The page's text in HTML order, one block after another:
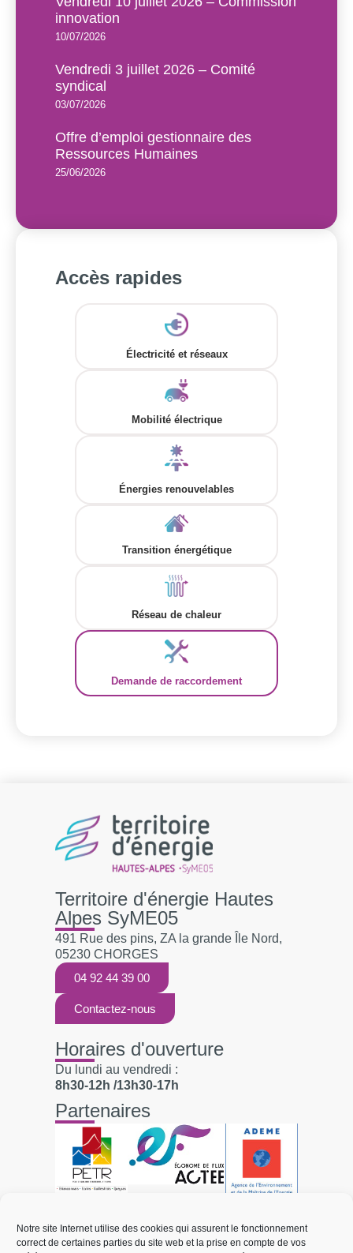
Notre site Internet utilise des cookies qui assurent le fonctionnement
correct de certaines parties du site web et la prise en compte de vos
innovation
10/07/2026
Vendredi 3 juillet 2026 – Comité
syndical
03/07/2026
Offre d’emploi gestionnaire des
Ressources Humaines
25/06/2026
Accès rapides
Électricité et réseaux
Mobilité électrique
Énergies renouvelables
Transition énergétique
Réseau de chaleur
Demande de raccordement
Territoire d'énergie Hautes
Alpes SyME05
491 Rue des pins, ZA la grande Île Nord,
05230 CHORGES
04 92 44 39 00
Contactez-nous
Horaires d'ouverture
Du lundi au vendredi :
8h30-12h /13h30-17h
Partenaires
Liens utiles
Électricité et réseaux